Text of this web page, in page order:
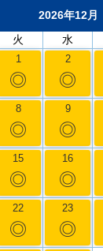
2026年12月
火 水
1
◎
2
◎
8
◎
9
◎
15
◎
16
◎
22
◎
23
◎